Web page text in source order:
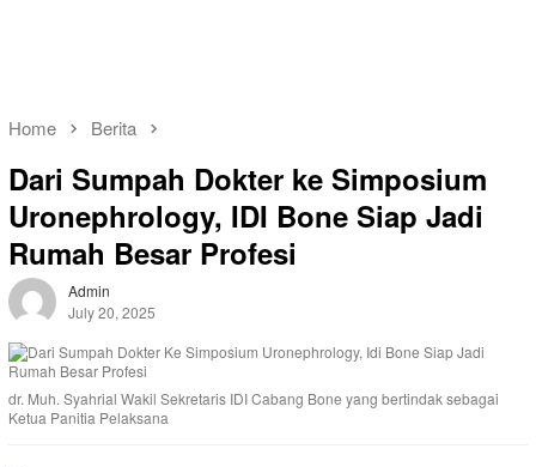
Home Berita
Dari Sumpah Dokter ke Simposium
Uronephrology, IDI Bone Siap Jadi
Rumah Besar Profesi
Admin
July 20, 2025
dr. Muh. Syahrial Wakil Sekretaris IDI Cabang Bone yang bertindak sebagai
Ketua Panitia Pelaksana